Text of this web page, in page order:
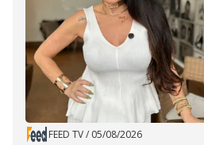
FEED TV/ 05/08/2026